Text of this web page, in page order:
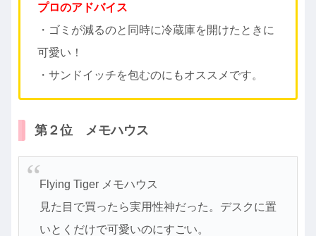
プロのアドバイス
・ゴミが減るのと同時に冷蔵庫を開けたときに
可愛い！
・サンドイッチを包むのにもオススメです。
第２位 メモハウス
Flying Tiger メモハウス
見た目で買ったら実用性神だった。デスクに置
いとくだけで可愛いのにすごい。